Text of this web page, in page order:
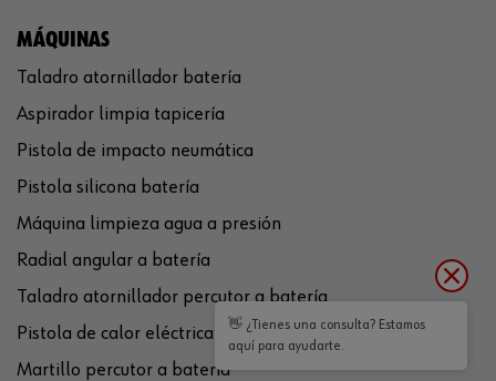
MÁQUINAS
Taladro atornillador batería
Aspirador limpia tapicería
Pistola de impacto neumática
Pistola silicona batería
Máquina limpieza agua a presión
Radial angular a batería
Taladro atornillador percutor a batería
Pistola de calor eléctrica
Martillo percutor a batería
👋 ¿Tienes una consulta? Estamos
aquí para ayudarte.